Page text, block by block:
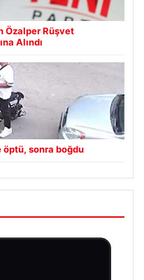
Özalper Rüşvet
Alındı
öptü, sonra boğdu